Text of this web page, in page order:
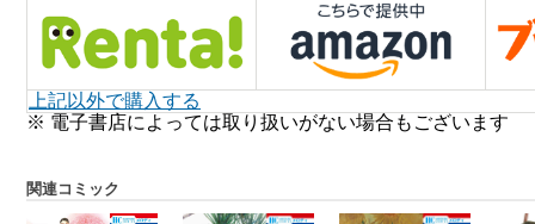
上記以外で購入する
※ 電子書店によっては取り扱いがない場合もございます
関連コミック